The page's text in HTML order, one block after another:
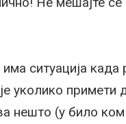
ситуација када
уколико примети
нешто (у било